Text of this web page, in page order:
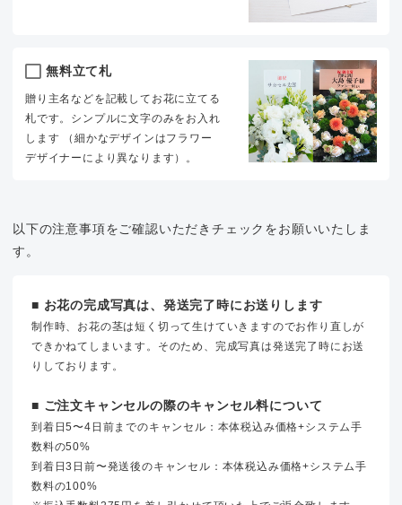
無料立て札
贈り主名などを記載してお花に立てる
札です。シンプルに文字のみをお入れ
します （細かなデザインはフラワー
デザイナーにより異なります）。
以下の注意事項をご確認いただきチェックをお願いいたしま
す。
■ お花の完成写真は、発送完了時にお送りします
制作時、お花の茎は短く切って生けていきますのでお作り直しが
できかねてしまいます。そのため、完成写真は発送完了時にお送
りしております。
■ ご注文キャンセルの際のキャンセル料について
到着日5〜4日前までのキャンセル：本体税込み価格+システム手
数料の50%
到着日3日前〜発送後のキャンセル：本体税込み価格+システム手
数料の100%